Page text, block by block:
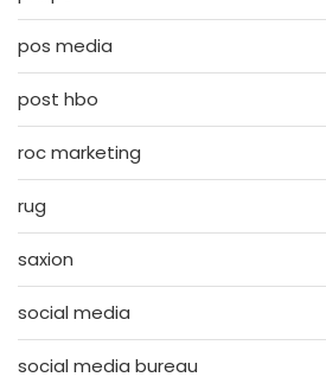
pos media
post hbo
roc marketing
rug
saxion
social media
social media bureau